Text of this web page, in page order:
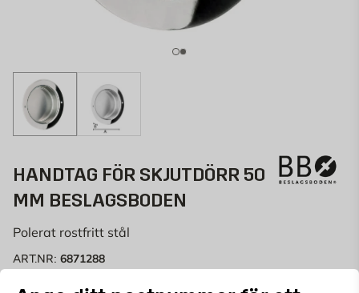
HANDTAG FÖR SKJUTDÖRR 50
MM BESLAGSBODEN
Polerat rostfritt stål
ART.NR: 6871288